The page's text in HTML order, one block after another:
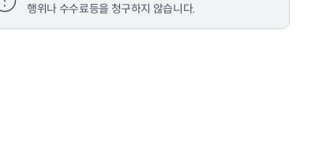
행위나 수수료등을 청구하지 않습니다.